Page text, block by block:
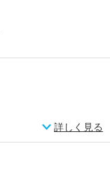
詳しく見る